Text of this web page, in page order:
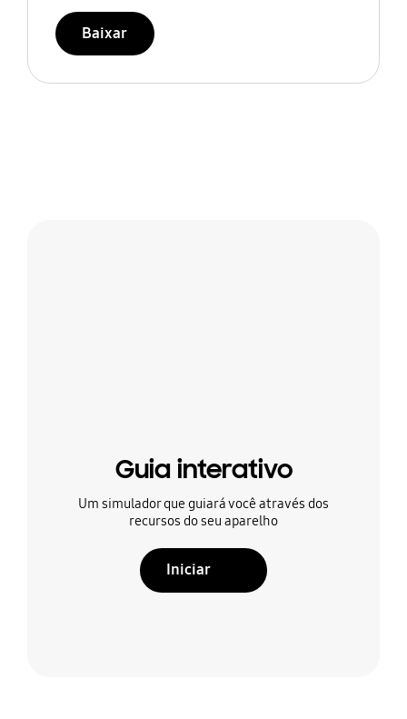
Baixar
Guia interativo
Um simulador que guiará você através dos
recursos do seu aparelho
Iniciar